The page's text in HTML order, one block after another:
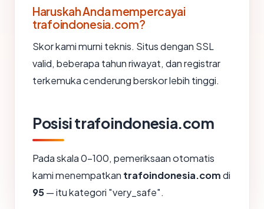
Haruskah Anda mempercayai
trafoindonesia.com?
Skor kami murni teknis. Situs dengan SSL
valid, beberapa tahun riwayat, dan registrar
terkemuka cenderung berskor lebih tinggi.
Posisi trafoindonesia.com
Pada skala 0-100, pemeriksaan otomatis
kami menempatkan trafoindonesia.comdi
95— itu kategori "very_safe".